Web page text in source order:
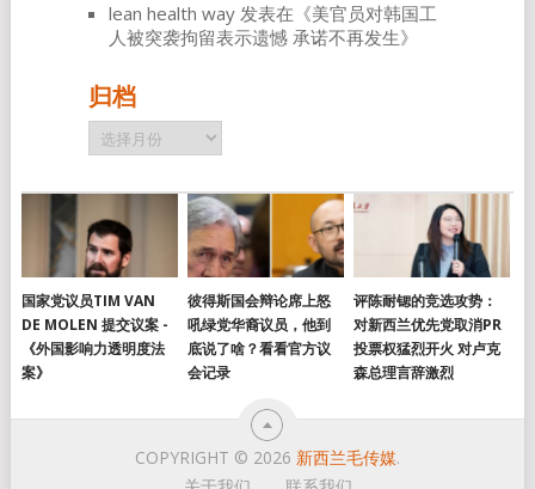
lean health way发表在《美官员对韩国工
人被突袭拘留表示遗憾 承诺不再发生》
归档
归
档
国家党议员TIM VAN
DE MOLEN 提交议案 -
《外国影响力透明度法
案》
彼得斯国会辩论席上怒
吼绿党华裔议员，他到
底说了啥？看看官方议
会记录
评陈耐锶的竞选攻势：
对新西兰优先党取消PR
投票权猛烈开火 对卢克
森总理言辞激烈
COPYRIGHT © 2026 新西兰毛传媒.